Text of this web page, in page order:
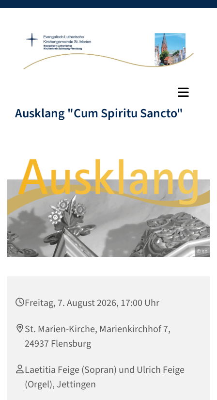
Ausklang "Cum Spiritu Sancto"
© sn
Freitag, 7. August 2026, 17:00 Uhr
St. Marien-Kirche, Marienkirchhof 7,
24937 Flensburg
Laetitia Feige (Sopran) und Ulrich Feige
(Orgel), Jettingen